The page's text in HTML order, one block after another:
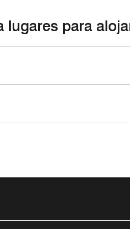
lugares para